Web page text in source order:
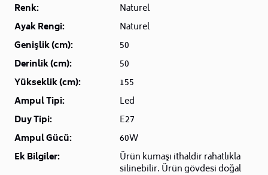
Renk:
Naturel
Ayak Rengi:
Naturel
Genişlik (cm):
50
Derinlik (cm):
50
Yükseklik (cm):
155
Ampul Tipi:
Led
Duy Tipi:
E27
Ampul Gücü:
60W
Ek Bilgiler:
Ürün kumaşı i̇thaldir rahatlıkla
silinebilir. Ürün gövdesi doğal